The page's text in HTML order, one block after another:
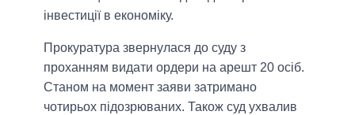
інвестиції в економіку.
Прокуратура звернулася до суду з
проханням видати ордери на арешт 20 осіб.
Станом на момент заяви затримано
чотирьох підозрюваних. Також суд ухвалив